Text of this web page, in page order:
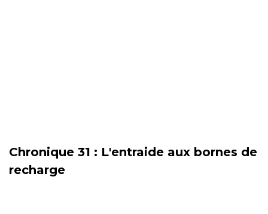
Chronique 31 : L'entraide aux bornes de
recharge